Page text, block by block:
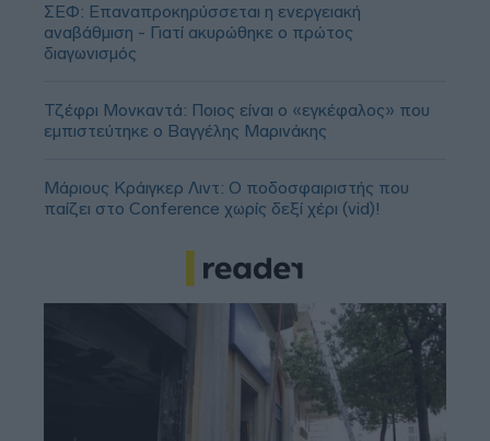
ΣΕΦ: Επαναπροκηρύσσεται η ενεργειακή
αναβάθμιση - Γιατί ακυρώθηκε ο πρώτος
διαγωνισμός
Τζέφρι Μονκαντά: Ποιος είναι ο «εγκέφαλος» που
εμπιστεύτηκε ο Βαγγέλης Μαρινάκης
Μάριους Κράιγκερ Λιντ: Ο ποδοσφαιριστής που
παίζει στο Conference χωρίς δεξί χέρι (vid)!